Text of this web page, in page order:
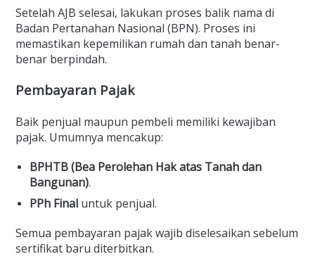
Setelah AJB selesai, lakukan proses balik nama di
Badan Pertanahan Nasional (BPN). Proses ini
memastikan kepemilikan rumah dan tanah benar-
benar berpindah.
Pembayaran Pajak
Baik penjual maupun pembeli memiliki kewajiban
pajak. Umumnya mencakup:
BPHTB (Bea Perolehan Hak atas Tanah dan
Bangunan).
PPh Final untuk penjual.
Semua pembayaran pajak wajib diselesaikan sebelum
sertifikat baru diterbitkan.